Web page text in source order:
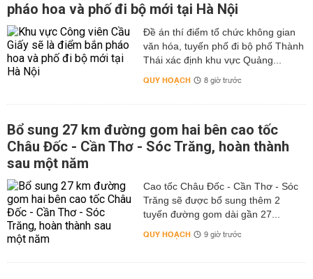
pháo hoa và phố đi bộ mới tại Hà Nội
Đề án thí điểm tổ chức không gian
văn hóa, tuyến phố đi bộ phố Thành
Thái xác định khu vực Quảng...
QUY HOẠCH 8 giờ trước
Bổ sung 27 km đường gom hai bên cao tốc
Châu Đốc - Cần Thơ - Sóc Trăng, hoàn thành
sau một năm
Cao tốc Châu Đốc - Cần Thơ - Sóc
Trăng sẽ được bổ sung thêm 2
tuyến đường gom dài gần 27...
QUY HOẠCH 9 giờ trước